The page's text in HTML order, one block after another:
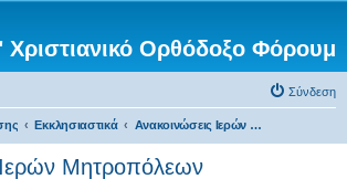
Ορθόδοξο Φόρουμ
Σύνδεση
Εκκλησιαστικά Ανακοινώσεις Ιερών Μητροπόλεων
Μητροπόλεων